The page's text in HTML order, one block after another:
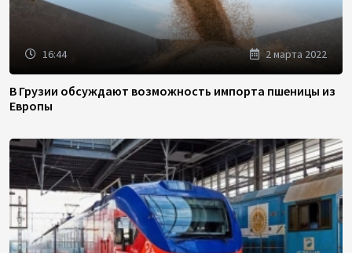
16:44 2 марта 2022
В Грузии обсуждают возможность импорта пшеницы из
Европы